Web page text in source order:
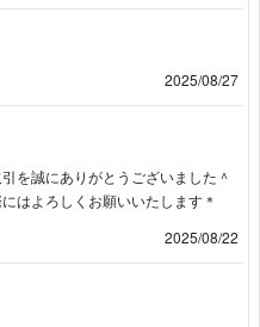
2025/08/27
を誠にありがとうございました＾
はよろしくお願いいたします＊
2025/08/22